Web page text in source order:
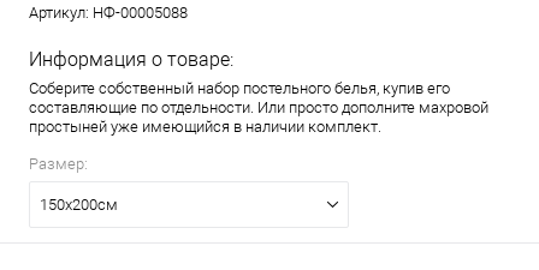
Артикул: НФ-00005088
Информация о товаре:
Соберите собственный набор постельного белья, купив его
составляющие по отдельности. Или просто дополните махровой
простыней уже имеющийся в наличии комплект.
Размер:
150х200см